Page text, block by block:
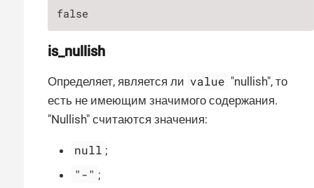
false
is_nullish
Определяет, является ли value "nullish", то
есть не имеющим значимого содержания.
"Nullish" считаются значения:
null ;
"-" ;